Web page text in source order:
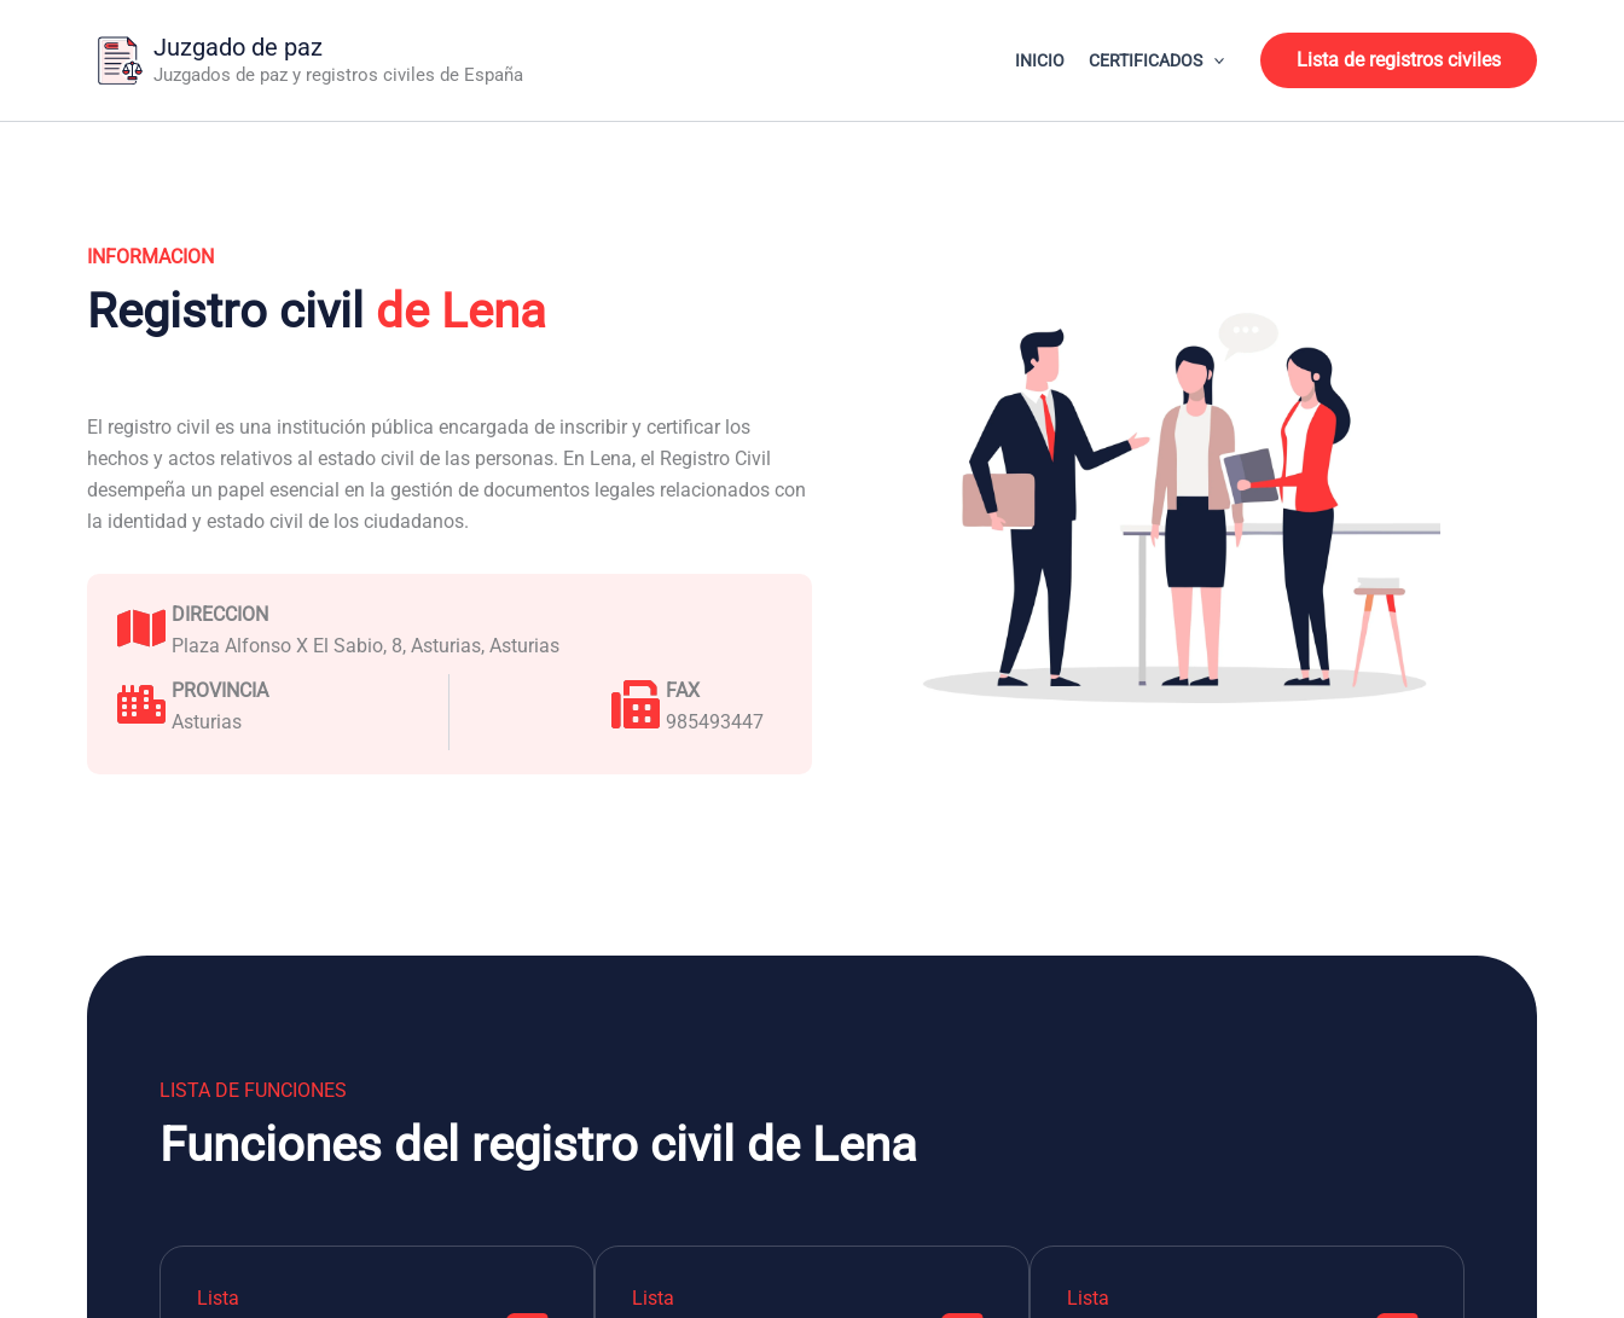
Juzgado de paz
Juzgados de paz y registros civiles de España
INICIO CERTIFICADOS Lista de registros civiles
INFORMACION
Registro civil de Lena
El registro civil es una institución pública encargada de inscribir y certificar los
hechos y actos relativos al estado civil de las personas. En Lena, el Registro Civil
desempeña un papel esencial en la gestión de documentos legales relacionados con
la identidad y estado civil de los ciudadanos.
DIRECCION
Plaza Alfonso X El Sabio, 8, Asturias, Asturias
PROVINCIA
Asturias
FAX
985493447
LISTA DE FUNCIONES
Funciones del registro civil de Lena
Lista Lista Lista